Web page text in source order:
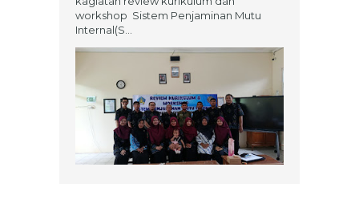
workshop Sistem Penjaminan Mutu
Internal(S...